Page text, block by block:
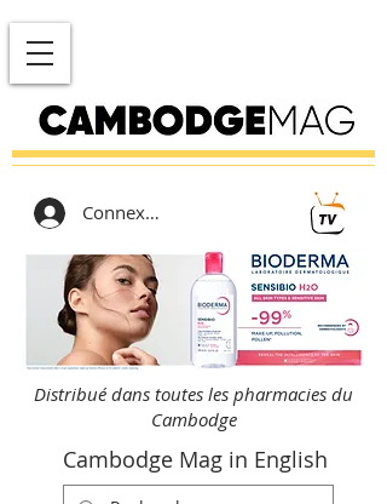
Connexion
Distribué dans toutes les pharmacies du
Cambodge
Cambodge Mag in English